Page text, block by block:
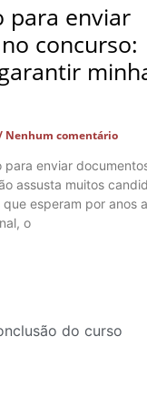
para enviar
concurso:
Nenhum comentário
para enviar
assusta muitos
esperam por anos
o